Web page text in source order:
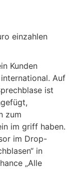
Kunden
Auf
ist
zum
im griff haben.
im Drop-
in
„Alle